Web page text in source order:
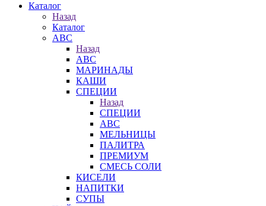
Каталог
Назад
Каталог
АВС
Назад
АВС
МАРИНАДЫ
КАШИ
СПЕЦИИ
Назад
СПЕЦИИ
АВС
МЕЛЬНИЦЫ
ПАЛИТРА
ПРЕМИУМ
СМЕСЬ СОЛИ
КИСЕЛИ
НАПИТКИ
СУПЫ